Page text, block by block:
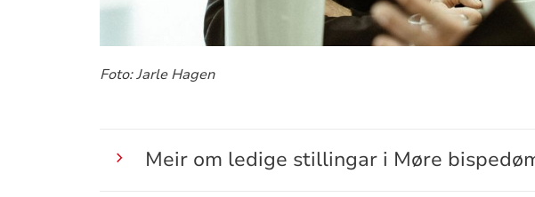
Foto: Jarle Hagen
Meir om ledige stillingar i Møre